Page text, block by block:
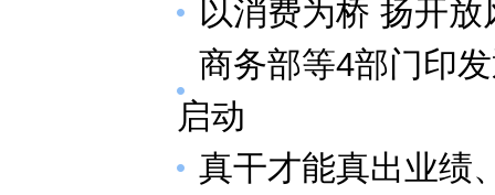
以消费为桥 扬开放
商务部等4部门印
启动
真干才能真出业绩